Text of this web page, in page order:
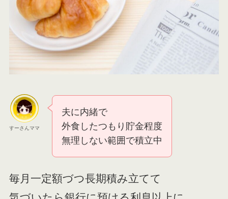
すーさんママ
夫に内緒で
外食したつもり貯金程度
無理しない範囲で積立中
毎月一定額づつ長期積み立てて